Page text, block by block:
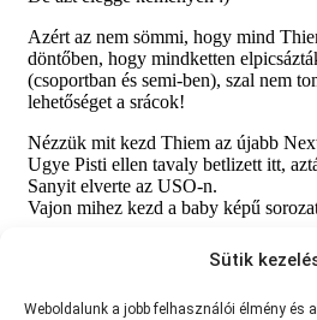
Sütik
Weboldalunk a jobb felhasználói élmény